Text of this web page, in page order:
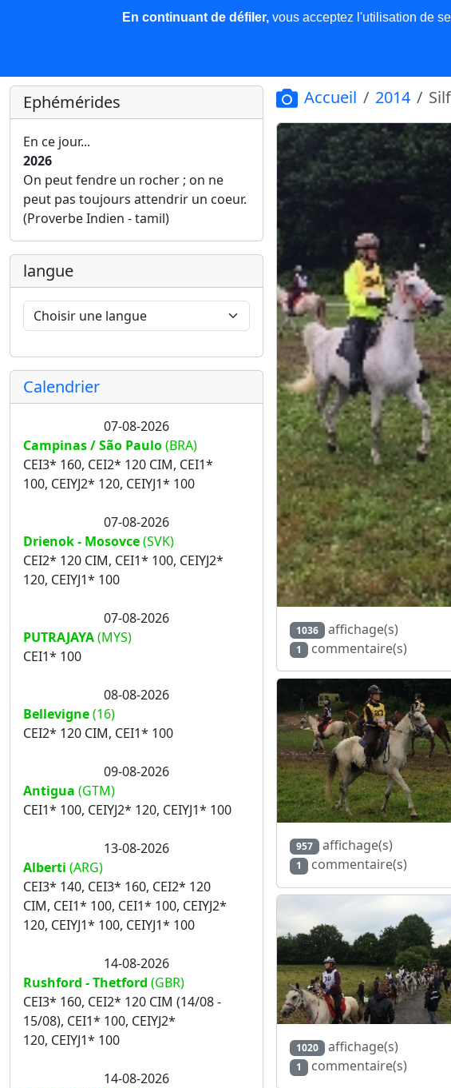
Les nouvelles Base de données Plus
Ephémérides
En ce jour...
2026
On peut fendre un rocher ; on ne
peut pas toujours attendrir un coeur.
(Proverbe Indien - tamil)
langue
Calendrier
07-08-2026
Campinas / São Paulo(BRA)
CEI3* 160, CEI2* 120 CIM, CEI1*
100, CEIYJ2* 120, CEIYJ1* 100
07-08-2026
Drienok - Mosovce(SVK)
CEI2* 120 CIM, CEI1* 100, CEIYJ2*
120, CEIYJ1* 100
07-08-2026
PUTRAJAYA(MYS)
CEI1* 100
08-08-2026
Bellevigne(16)
CEI2* 120 CIM, CEI1* 100
09-08-2026
Antigua (GTM)
CEI1* 100, CEIYJ2* 120, CEIYJ1* 100
13-08-2026
Alberti (ARG)
CEI3* 140, CEI3* 160, CEI2* 120
CIM, CEI1* 100, CEI1* 100, CEIYJ2*
120, CEIYJ1* 100, CEIYJ1* 100
14-08-2026
Rushford - Thetford (GBR)
CEI3* 160, CEI2* 120 CIM (14/08 -
15/08), CEI1* 100, CEIYJ2*
120, CEIYJ1* 100
14-08-2026
Accueil 2014
1036 affichage(s)
1 commentaire(s)
957 affichage(s)
1 commentaire(s)
1020 affichage(s)
1 commentaire(s)
En continuant de défiler,vous acceptez l'utilisation de